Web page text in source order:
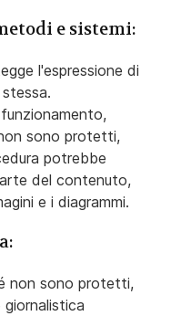
e sistemi:
l'espressione di
sono protetti,
potrebbe
del contenuto,
e i diagrammi.
non sono protetti,